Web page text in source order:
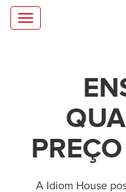
Toggle
navigation
A Idiom House